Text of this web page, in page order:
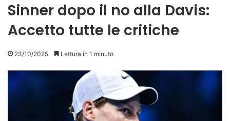
Sinner dopo il no alla Davis:
Accetto tutte le critiche
23/10/2025 Lettura in 1 minuto